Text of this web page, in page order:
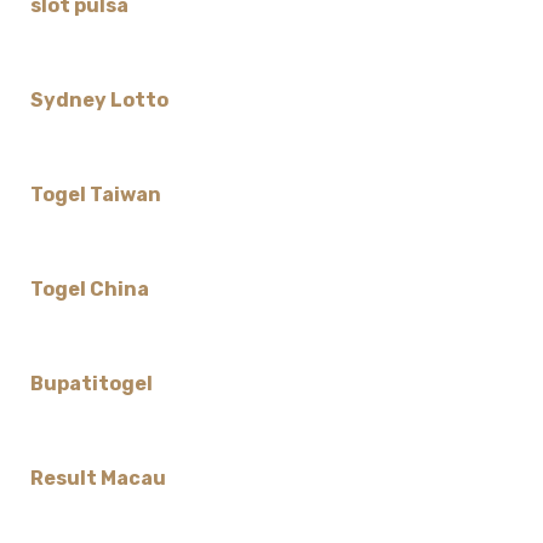
slot pulsa
Sydney Lotto
Togel Taiwan
Togel China
Bupatitogel
Result Macau